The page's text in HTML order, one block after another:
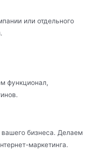
или отдельного
функционал,
бизнеса. Делаем
маркетинга.